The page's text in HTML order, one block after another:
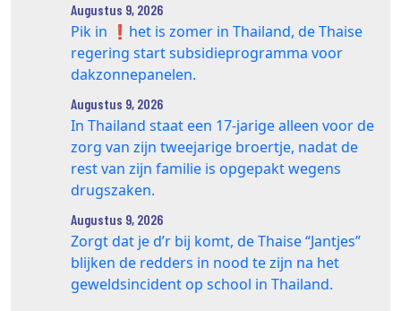
Augustus 9, 2026
Pik in ❗️het is zomer in Thailand, de Thaise
regering start subsidieprogramma voor
dakzonnepanelen.
Augustus 9, 2026
In Thailand staat een 17‑jarige alleen voor de
zorg van zijn tweejarige broertje, nadat de
rest van zijn familie is opgepakt wegens
drugszaken.
Augustus 9, 2026
Zorgt dat je d’r bij komt, de Thaise “Jantjes”
blijken de redders in nood te zijn na het
geweldsincident op school in Thailand.